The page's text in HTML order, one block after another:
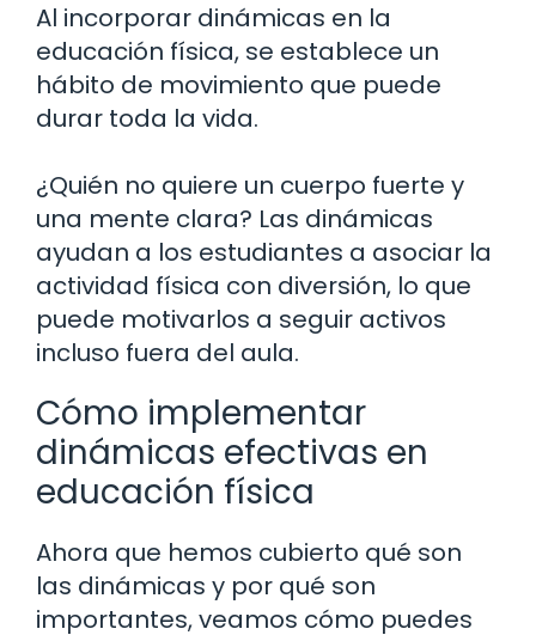
Al incorporar dinámicas en la
educación física, se establece un
hábito de movimiento que puede
durar toda la vida.
¿Quién no quiere un cuerpo fuerte y
una mente clara? Las dinámicas
ayudan a los estudiantes a asociar la
actividad física con diversión, lo que
puede motivarlos a seguir activos
incluso fuera del aula.
Cómo implementar
dinámicas efectivas en
educación física
Ahora que hemos cubierto qué son
las dinámicas y por qué son
importantes, veamos cómo puedes